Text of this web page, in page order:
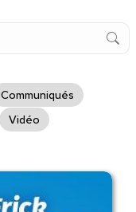
Communiqués
Vidéo